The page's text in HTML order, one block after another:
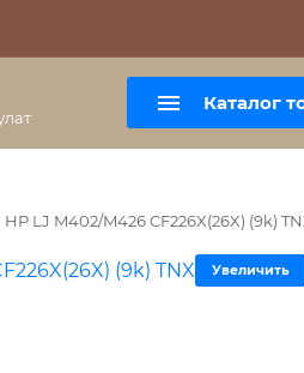
Каталог
LJ M402/M426 CF226X(26X) (9k)
Увеличить